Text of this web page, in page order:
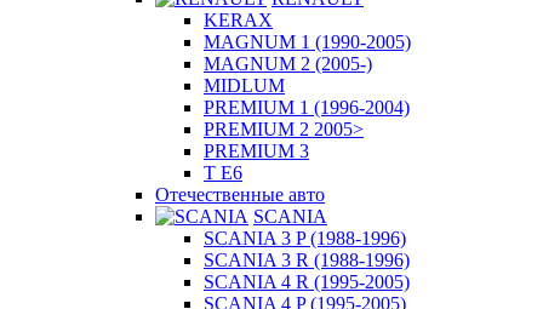
KERAX
MAGNUM 1 (1990-2005)
MAGNUM 2 (2005-)
MIDLUM
PREMIUM 1 (1996-2004)
PREMIUM 2 2005>
PREMIUM 3
T E6
Отечественные авто
SCANIA
SCANIA 3 P (1988-1996)
SCANIA 3 R (1988-1996)
SCANIA 4 R (1995-2005)
SCANIA 4 P (1995-2005)